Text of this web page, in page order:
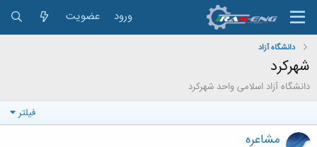
ورود عضویت
دانشگاه آزاد
شهركرد
دانشگاه آزاد اسلامی واحد شهرکرد
فیلتر
مشاعره